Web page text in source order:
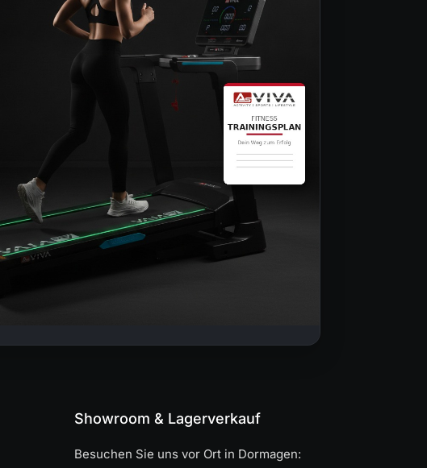
Showroom & Lagerverkauf
Besuchen Sie uns vor Ort in Dormagen: